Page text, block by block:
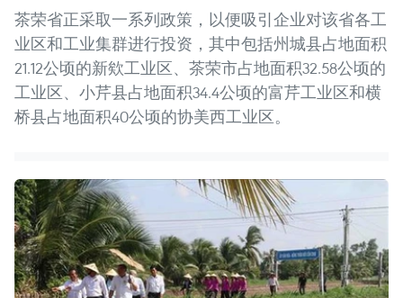
茶荣省正采取一系列政策，以便吸引企业对该省各工
业区和工业集群进行投资，其中包括州城县占地面积
21.12公顷的新欸工业区、茶荣市占地面积32.58公顷的
工业区、小芹县占地面积34.4公顷的富芹工业区和横
桥县占地面积40公顷的协美西工业区。